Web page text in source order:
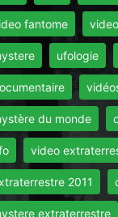
fantome
ufologie
du monde
video
2011
extraterrestre